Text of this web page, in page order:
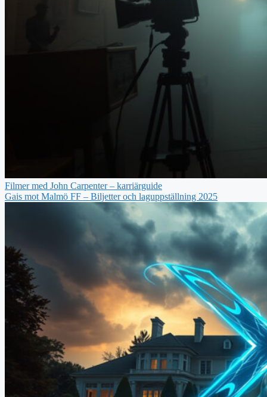
Filmer med John Carpenter – karriärguide
Gais mot Malmö FF – Biljetter och laguppställning 2025